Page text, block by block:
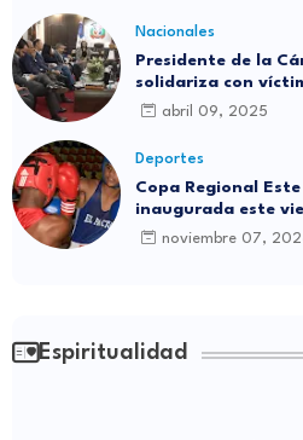
Nacionales
Presidente de la
solidariza con
abril 09, 2025
Deportes
Copa Regional
inaugurada este
de Boyá
noviembre 07,
Espiritualidad